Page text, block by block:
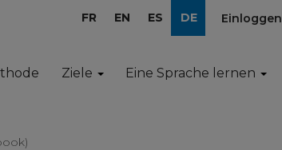
FR EN ES DE Einloggen
Ziele Eine Sprache lernen